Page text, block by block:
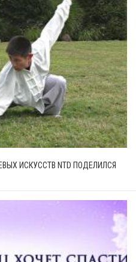
ИСКУССТВ NTD ПОДЕЛИЛСЯ